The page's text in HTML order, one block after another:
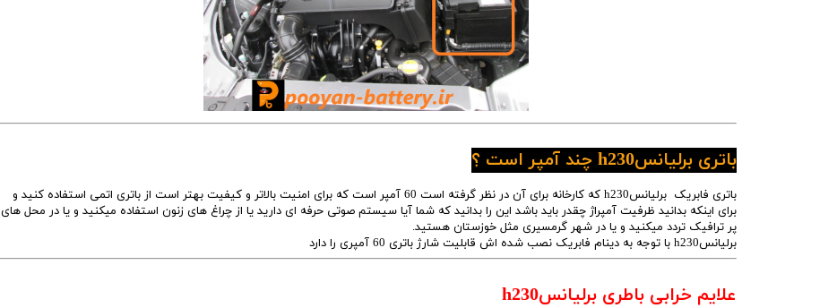
باتری برلیانسh230 چند آمپر است ؟
باتری فابریک برلیانسh230 که کارخانه برای آن در نظر گرفته است 60 آمپر است که برای امنیت بالاتر و کیفیت بهتر است از باتری اتمی استفاده کنید و
برای اینکه بدانید ظرفیت آمپراژ چقدر باید باشد این را بدانید که شما آیا سیستم صوتی حرفه ای دارید یا از چراغ های زنون استفاده میکنید و یا در محل های
پر ترافیک تردد میکنید و یا در شهر گرمسیری مثل خوزستان هستید.
برلیانسh230 با توجه به دینام فابریک نصب شده اش قابلیت شارژ باتری 60 آمپری را دارد
علایم خرابی باطری برلیانسh230